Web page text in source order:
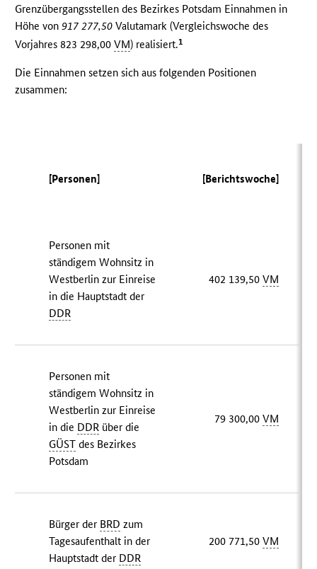
Grenzübergangsstellen des Bezirkes Potsdam Einnahmen in
Höhe von917 277,50 Valutamark (Vergleichswoche des
Vorjahres 823 298,00VM) realisiert.1
Die Einnahmen setzen sich aus folgenden Positionen
zusammen:
[Personen] [Berichtswoche]
Personen mit
ständigem Wohnsitz in
Westberlin zur Einreise
in die Hauptstadt der
DDR
402 139,50VM
Personen mit
ständigem Wohnsitz in
Westberlin zur Einreise
in die DDR über die
GÜST des Bezirkes
Potsdam
79 300,00VM
Bürger der BRD zum
Tagesaufenthalt in der
Hauptstadt der DDR
200 771,50VM